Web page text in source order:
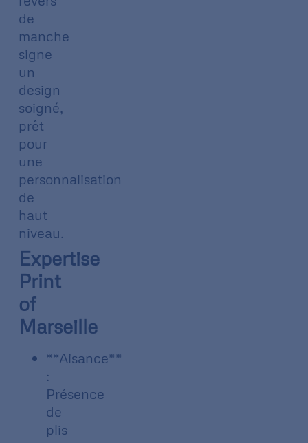
de
manche
signe
un
design
soigné,
prêt
pour
une
personnalisation
de
haut
niveau.
Expertise
Print
of
Marseille
**Aisance**
:
Présence
de
plis